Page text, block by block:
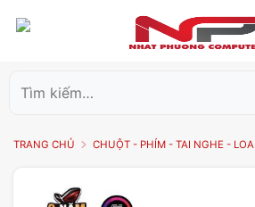
kiếm:
TRANG CHỦ CHUỘT - PHÍM - TAI NGHE - LOA